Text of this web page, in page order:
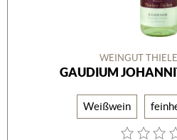
WEINGUT
GAUDIUM
Weißwein